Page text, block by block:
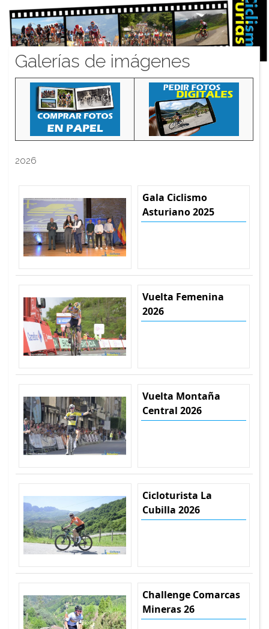
Galerías de imágenes
2026
Gala Ciclismo
Asturiano 2025
Vuelta Femenina
2026
Vuelta Montaña
Central 2026
Cicloturista La
Cubilla 2026
Challenge Comarcas
Mineras 26